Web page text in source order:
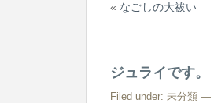
« なごしの大祓い
ジュライです。
Filed under: 未分類 —